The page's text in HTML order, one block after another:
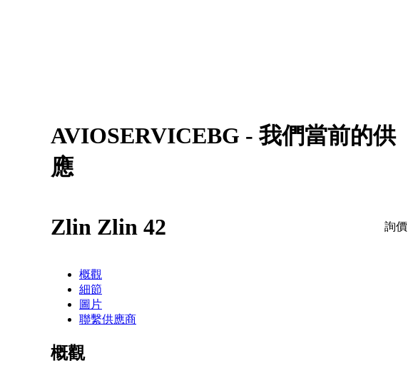
AVIOSERVICEBG - 我們當前的供
應
Zlin Zlin 42 詢價
概觀
細節
圖片
聯繫供應商
概觀